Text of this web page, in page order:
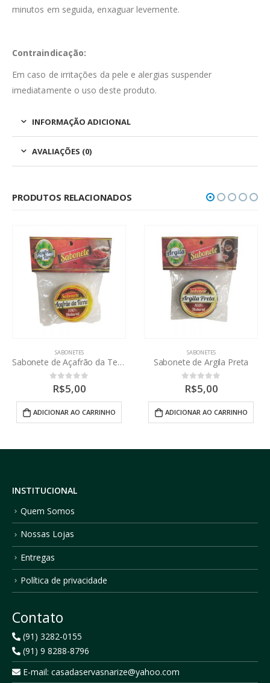
minutos em seguida, enxaguar levemente.
Contraindicação:
Em caso de irritações da pele e alergias suspender
imediatamente o uso deste produto.
INFORMAÇÃO ADICIONAL
AVALIAÇÕES (0)
PRODUTOS RELACIONADOS
SABONETES
Sabonete de Argila Preta
0out of 5
R$5,00
ADICIONAR AO CARRINHO
SABONETES
Sabonete de Verônica
0out of 5
R$5,00
ADICIONAR AO CARRINHO
INSTITUCIONAL
Quem Somos
Nossas Lojas
Entregas
Política de privacidade
Contato
(91) 3282-0155
(91) 9 8288-8796
E-mail: casadaservasnarize@yahoo.com